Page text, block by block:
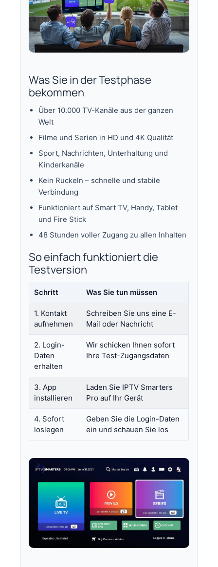
Was Sie in der Testphase
bekommen
Über 10.000 TV-Kanäle aus der ganzen
Welt
Filme und Serien in HD und 4K Qualität
Sport, Nachrichten, Unterhaltung und
Kinderkanäle
Kein Ruckeln – schnelle und stabile
Verbindung
Funktioniert auf Smart TV, Handy, Tablet
und Fire Stick
48 Stunden voller Zugang zu allen Inhalten
So einfach funktioniert die
Testversion
Schritt Was Sie tun müssen
1. Kontakt
aufnehmen
Schreiben Sie uns eine E-
Mail oder Nachricht
2. Login-
Daten
erhalten
Wir schicken Ihnen sofort
Ihre Test-Zugangsdaten
3. App
installieren
Laden Sie IPTV Smarters
Pro auf Ihr Gerät
4. Sofort
loslegen
Geben Sie die Login-Daten
ein und schauen Sie los